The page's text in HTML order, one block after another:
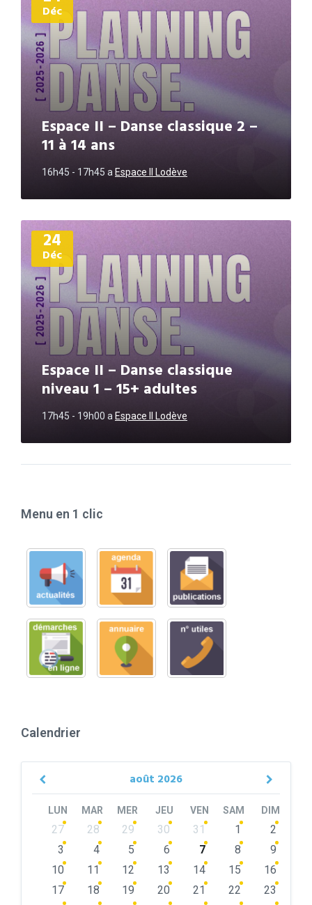
Déc
Espace II – Danse classique 2 –
11 à 14 ans
16h45 - 17h45 a Espace II Lodève
24
Déc
Espace II – Danse classique
niveau 1 – 15+ adultes
17h45 - 19h00 a Espace II Lodève
Plus
d'informations
Menu en 1 clic
Calendrier
août 2026
Previous
LUN MAR MER JEU VEN SAM DIM
Skip
calendar
27 28 29 30 31 1
2
3
4 5 6 7 8
9
10
11 12 13 14 15
16
17
18 19 20 21 22
23